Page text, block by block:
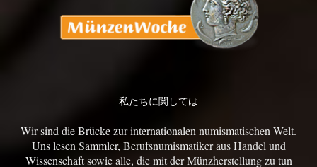
私たちに関しては
Wir sind die Brücke zur internationalen numismatischen Welt.
Uns lesen Sammler, Berufsnumismatiker aus Handel und
Wissenschaft sowie alle, die mit der Münzherstellung zu tun